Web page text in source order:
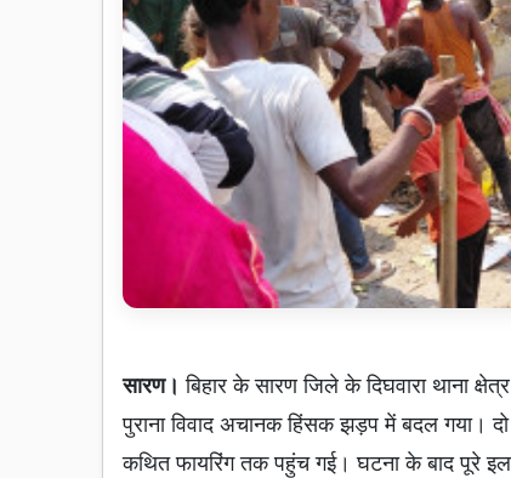
सारण। बिहार के सारण जिले के दिघवारा थाना
पुराना विवाद अचानक हिंसक झड़प में बदल गया।
कथित फायरिंग तक पहुंच गई। घटना के बाद पूरे